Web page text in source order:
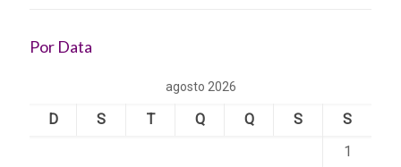
Por Data
agosto 2026
D S T Q Q S
S
1